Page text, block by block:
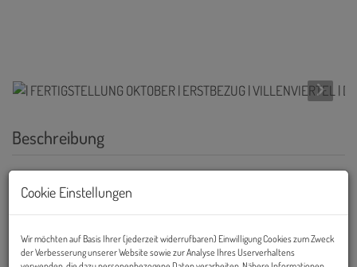
Beschreibung
Informationen zum Projekt & Ausstattung
In attraktiver Lage des 13. Wiener Gemeindebezirks entsteht mit
Cookie Einstellungen
Wir möchten auf Basis Ihrer (jederzeit widerrufbaren) Einwilligung Cookies zum Zweck
der Verbesserung unserer Website sowie zur Analyse Ihres Userverhaltens